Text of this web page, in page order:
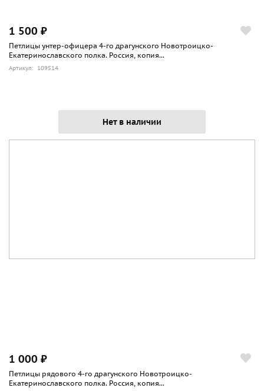
1 500 ₽
Петлицы унтер-офицера 4-го драгунского Новотроицко-
Екатеринославского полка. Россия, копия...
Артикул: 109514
Нет в наличии
1 000 ₽
Петлицы рядового 4-го драгунского Новотроицко-
Екатеринославского полка. Россия, копия...